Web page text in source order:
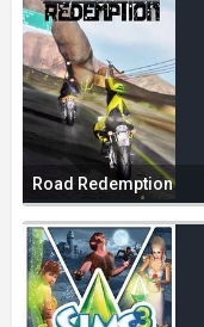
Road Redemption